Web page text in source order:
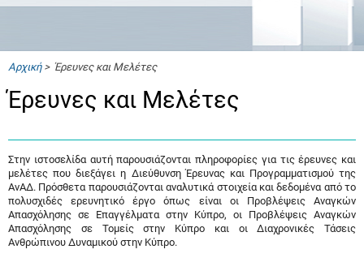
Αρχική> Έρευνες και Μελέτες
Έρευνες και Μελέτες
Στην ιστοσελίδα αυτή παρουσιάζονται πληροφορίες για τις έρευνες και
μελέτες που διεξάγει η Διεύθυνση Έρευνας και Προγραμματισμού της
ΑνΑΔ. Πρόσθετα παρουσιάζονται αναλυτικά στοιχεία και δεδομένα από το
πολυσχιδές ερευνητικό έργο όπως είναι οι Προβλέψεις Αναγκών
Απασχόλησης σε Επαγγέλματα στην Κύπρο, οι Προβλέψεις Αναγκών
Απασχόλησης σε Τομείς στην Κύπρο και οι Διαχρονικές Τάσεις
Ανθρώπινου Δυναμικού στην Κύπρο.